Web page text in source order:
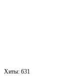
Хиты: 631